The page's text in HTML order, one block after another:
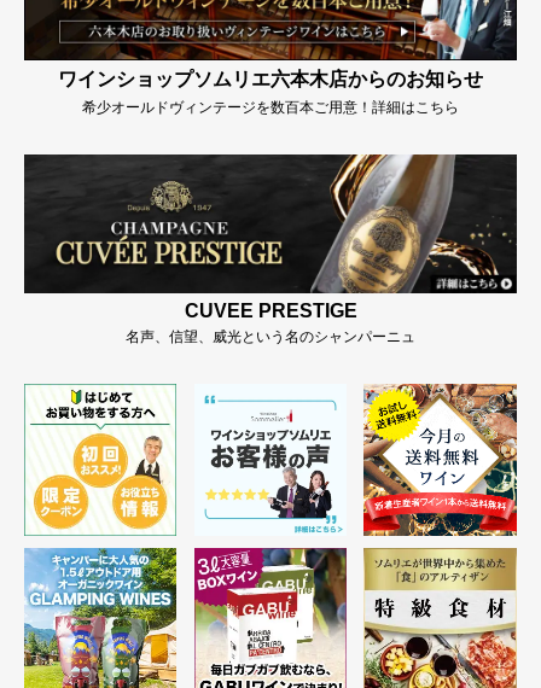
ワインショップソムリエ六本木店からのお知らせ
希少オールドヴィンテージを数百本ご用意！詳細はこちら
CUVEE PRESTIGE
名声、信望、威光という名のシャンパーニュ